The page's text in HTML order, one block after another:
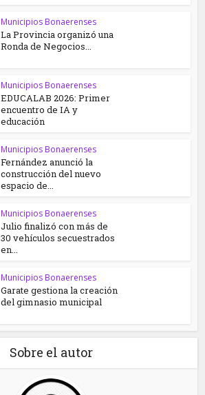
Municipios Bonaerenses
La Provincia organizó una
Ronda de Negocios...
Municipios Bonaerenses
EDUCALAB 2026: Primer
encuentro de IA y
educación
Municipios Bonaerenses
Fernández anunció la
construcción del nuevo
espacio de...
Municipios Bonaerenses
Julio finalizó con más de
30 vehículos secuestrados
en...
Municipios Bonaerenses
Garate gestiona la creación
del gimnasio municipal
Sobre el autor